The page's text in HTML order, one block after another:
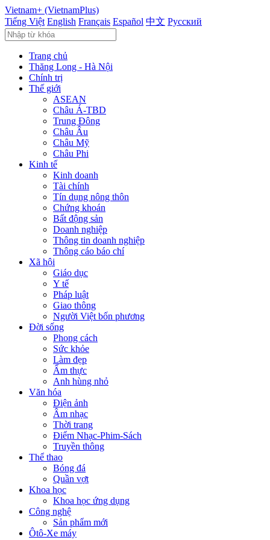
Vietnam+ (VietnamPlus)
Tiếng Việt English Français Español 中文 Русский
Trang chủ
Thăng Long - Hà Nội
Chính trị
Thế giới
ASEAN
Châu Á-TBD
Trung Đông
Châu Âu
Châu Mỹ
Châu Phi
Kinh tế
Kinh doanh
Tài chính
Tín dụng nông thôn
Chứng khoán
Bất động sản
Doanh nghiệp
Thông tin doanh nghiệp
Thông cáo báo chí
Xã hội
Giáo dục
Y tế
Pháp luật
Giao thông
Người Việt bốn phương
Đời sống
Phong cách
Sức khỏe
Làm đẹp
Ẩm thực
Anh hùng nhỏ
Văn hóa
Điện ảnh
Âm nhạc
Thời trang
Điểm Nhạc-Phim-Sách
Truyền thông
Thể thao
Bóng đá
Quần vợt
Khoa học
Khoa học ứng dụng
Công nghệ
Sản phẩm mới
Ôtô-Xe máy